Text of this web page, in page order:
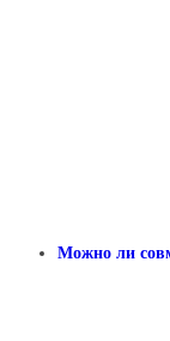
Можно ли